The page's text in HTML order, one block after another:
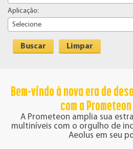
Aplicação:
Selecione
Buscar Limpar
Bem-vindo à nova era de
com a
A Prometeon amplia sua
multiníveis com o orgulho de
Aeolus em seu